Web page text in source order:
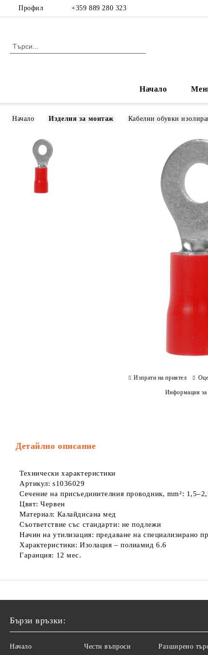
Профил +359 889 280 323
Начало
Начало Изделия за монтаж Кабелни обувки
Изпрати на приятел
Информация за
Детайлно описание
Технически характеристики
Артикул: s1036029
Сечение на присъединителния проводник, mm²:
Цвят: Червен
Материал: Калайдисана мед
Съответствие със стандарти: не подлежи
Начин на утилизация: предаване на специализирано
Характеристики: Изолация – полиамид 6.6
Гаранция: 12 мес.
Бързи връзки:
Начало Чести въпроси Разширено